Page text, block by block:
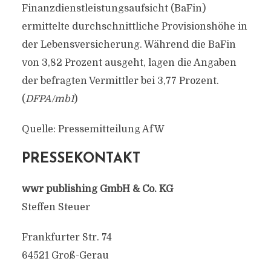
Finanzdienstleistungsaufsicht (BaFin)
ermittelte durchschnittliche Provisionshöhe in
der Lebensversicherung. Während die BaFin
von 3,82 Prozent ausgeht, lagen die Angaben
der befragten Vermittler bei 3,77 Prozent.
(DFPA/mb1)
Quelle: Pressemitteilung AfW
PRESSEKONTAKT
wwr publishing GmbH & Co. KG
Steffen Steuer
Frankfurter Str. 74
64521 Groß-Gerau